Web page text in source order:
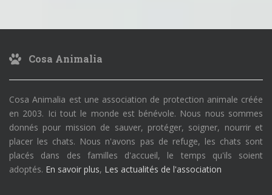
Cosa Animalia
Cosa Animalia est une association de protection animale créée
en 2003. Ici tout le monde est bénévole. Nous nous sommes
donnés pour mission de sauver, protéger, soigner, nourrir et
placer les chats. Nous n'avons pas de refuge, les chats sont
placés dans des familles d'accueil, le temps qu'ils soient
adoptés. En savoir plus, Les actualités de l'association